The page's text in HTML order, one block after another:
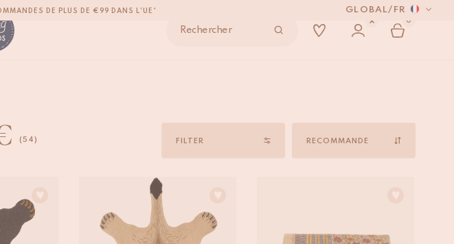
GLOBAL/ FR
DE PLUS DE €99 DANS L'UE*
MAISON LA PLUS ADORABLE DU MONDE
100 % FAITS À LA MAIN
DE PLUS DE €99 DANS L'UE*
Rechercher
0
(54) FILTER